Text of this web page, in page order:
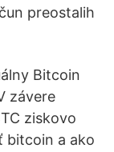
preostalih
Bitcoin
závere
ziskovo
bitcoin a ako